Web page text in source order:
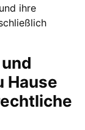
ihre
Hause